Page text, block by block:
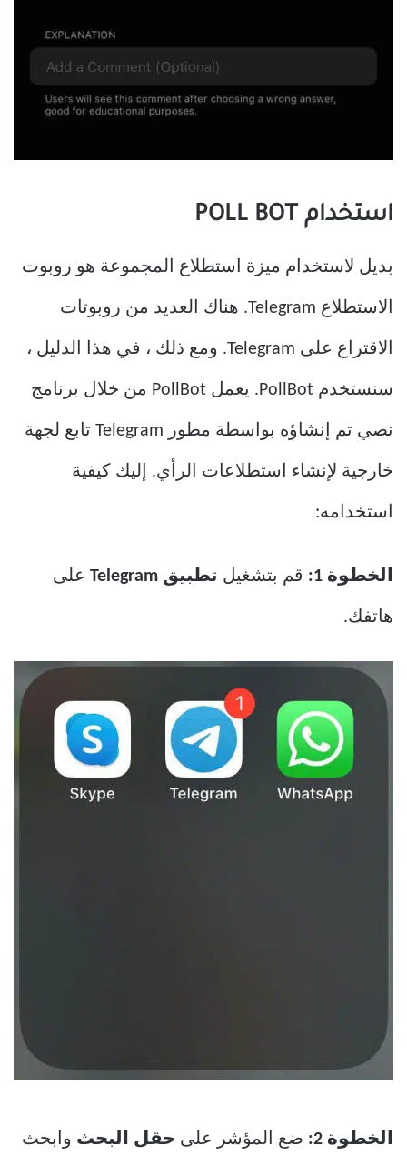
استخدام POLL BOT
بديل لاستخدام ميزة استطلاع المجموعة هو روبوت
الاستطلاع Telegram. هناك العديد من روبوتات
الاقتراع على Telegram. ومع ذلك ، في هذا الدليل ،
سنستخدم PollBot. يعمل PollBot من خلال برنامج
نصي تم إنشاؤه بواسطة مطور Telegram تابع لجهة
خارجية لإنشاء استطلاعات الرأي. إليك كيفية
استخدامه:
الخطوة 1: قم بتشغيل تطبيق Telegram على
هاتفك.
الخطوة 2: ضع المؤشر على حقل البحث وابحث